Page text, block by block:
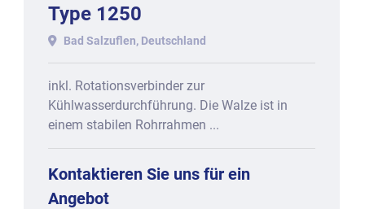
Type 1250
Bad Salzuflen, Deutschland
inkl. Rotationsverbinder zur
Kühlwasserdurchführung. Die Walze ist in
einem stabilen Rohrrahmen ...
Kontaktieren Sie uns für ein
Angebot